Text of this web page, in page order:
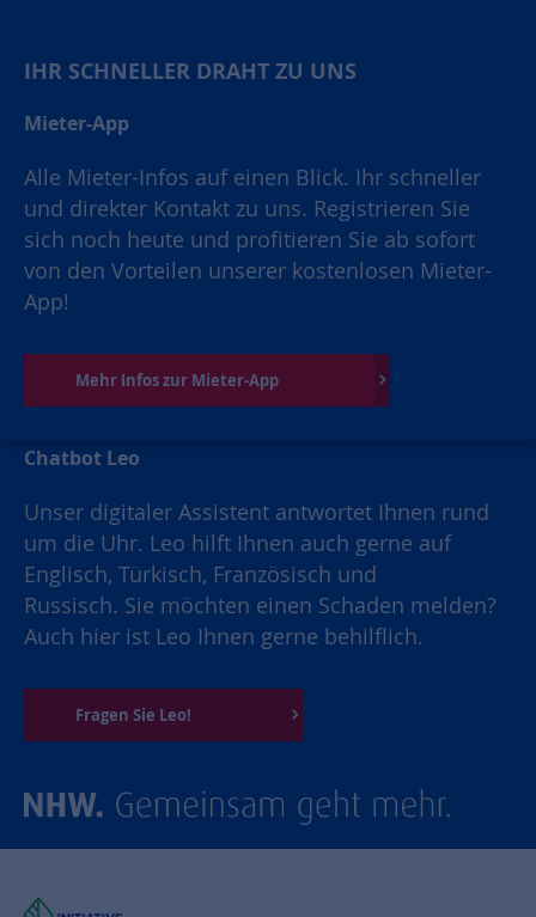
IHR SCHNELLER DRAHT ZU UNS
Mieter-App
Alle Mieter-Infos auf einen Blick. Ihr schneller
und direkter Kontakt zu uns. Registrieren Sie
sich noch heute und profitieren Sie ab sofort
von den Vorteilen unserer kostenlosen Mieter-
App!
Mehr Infos zur Mieter-App
Chatbot Leo
Unser digitaler Assistent antwortet Ihnen rund
um die Uhr. Leo hilft Ihnen auch gerne auf
Englisch, Türkisch, Französisch und
Russisch. Sie möchten einen Schaden melden?
Auch hier ist Leo Ihnen gerne behilflich.
Fragen Sie Leo!